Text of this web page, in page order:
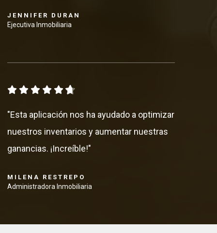
JENNIFER DURAN
Ejecutiva Inmobiliaria
"Esta aplicación nos ha ayudado a optimizar
nuestros inventarios y aumentar nuestras
ganancias. ¡Increíble!"
MILENA RESTREPO
Administradora Inmobiliaria